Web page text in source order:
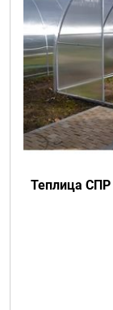
Теплица СПР